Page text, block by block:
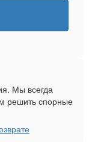
Мы всегда
решить спорные